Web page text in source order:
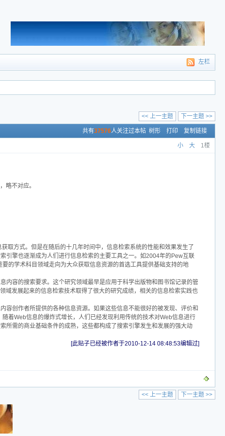
左栏
下一主题 >>
<< 上一主题
共有37576人关注过本帖 树形 打印 复制链接
小 大 1楼
略不对应。
取方式。但是在随后的十几年时间中，信息检索系统的性能和效果发生了
引擎也逐渐成为人们进行信息检索的主要工具之一。如2004年的Pew互联
的学术科目领域走向为大众获取信息资源的首选工具提供基础支持的地
内容的搜索要求。这个研究领域最早是应用于科学出版物和图书馆记录的管
域发展起来的信息检索技术取得了很大的研究成绩，相关的信息检索实践也
创作者所提供的各种信息资源。如果这些信息不能很好的被发现、评价和
着Web信息的爆炸式增长，人们已经发现利用传统的技术对Web信息进行
所需的商业基础条件的成熟，这些都构成了搜索引擎发生和发展的强大动
[此贴子已经被作者于2010-12-14 08:48:53编辑过]
下一主题 >>
<< 上一主题